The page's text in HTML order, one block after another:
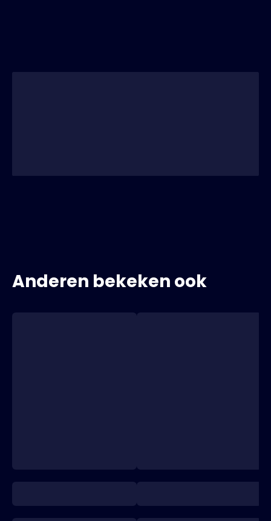
Anderen bekeken ook